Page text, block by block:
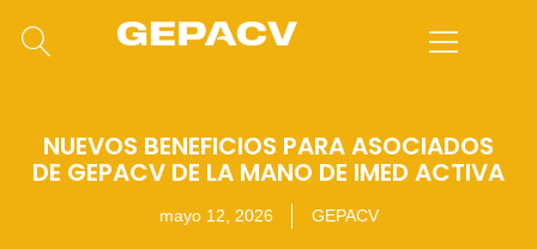
NUEVOS BENEFICIOS PARA ASOCIADOS
DE GEPACV DE LA MANO DE IMED ACTIVA
mayo 12, 2026 GEPACV